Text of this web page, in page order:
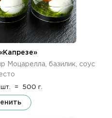
Моцарелла, базилик, соус
шт. = 500 г.